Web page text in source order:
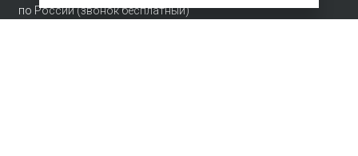
по России (звонок бесплатный)